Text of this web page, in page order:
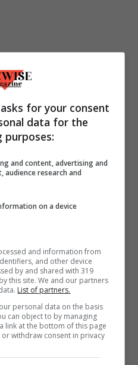
Sedile
Davvero
for your consent
data for the
purposes:
and content, advertising and
audience research and
on a device
and information from
and other device
by and shared with 319
this site. We and our partners
List of partners.
personal data on the basis
can object to by managing
link at the bottom of this page
withdraw consent in privacy